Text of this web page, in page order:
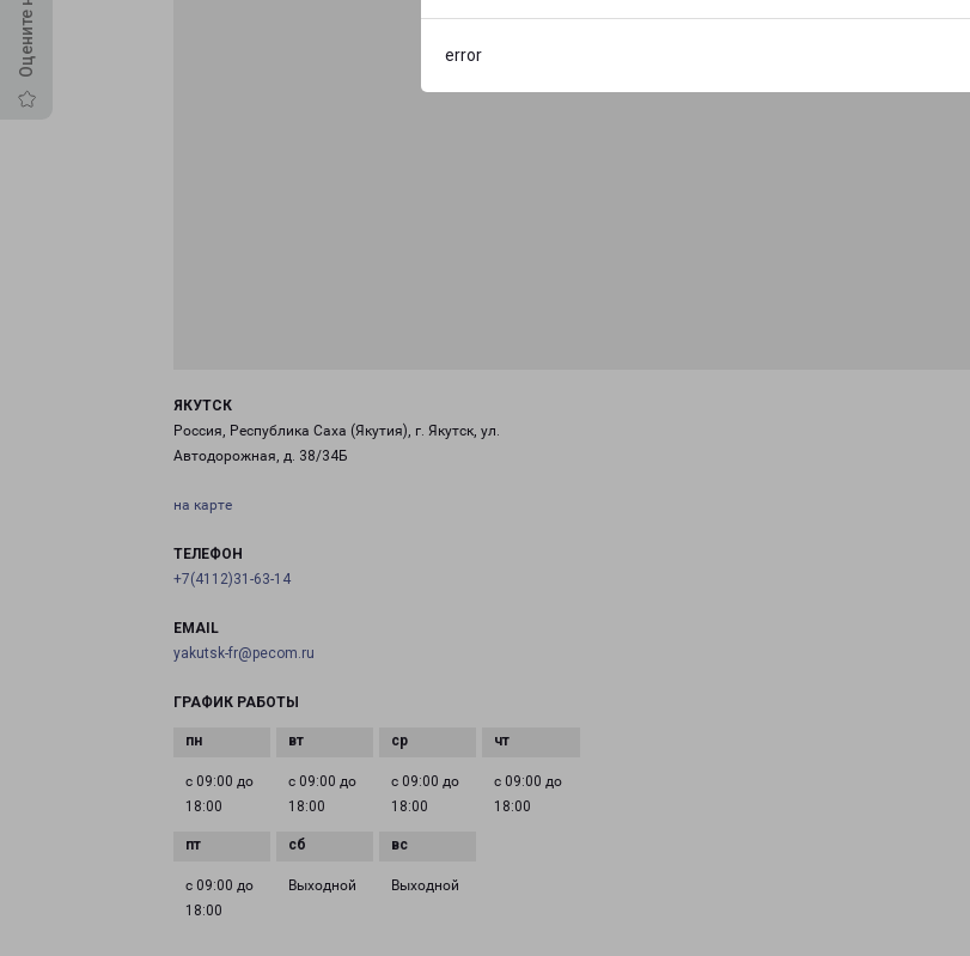
error
ЯКУТСК
Россия, Республика Саха (Якутия), г. Якутск, ул.
Автодорожная, д. 38/34Б
на карте
ТЕЛЕФОН
+7(4112)31-63-14
EMAIL
yakutsk-fr@pecom.ru
ГРАФИК РАБОТЫ
с 09:00 до
18:00
с 09:00 до
18:00
с 09:00 до
18:00
с 09:00 до
18:00
с 09:00 до
18:00
Выходной Выходной